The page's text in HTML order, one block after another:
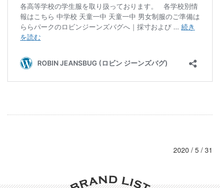
2020 / 5 / 31